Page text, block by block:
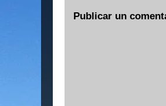
Publicar un